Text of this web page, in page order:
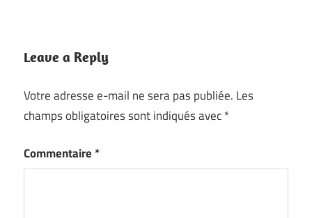
Leave a Reply
Votre adresse e-mail ne sera pas publiée. Les
champs obligatoires sont indiqués avec*
Commentaire *